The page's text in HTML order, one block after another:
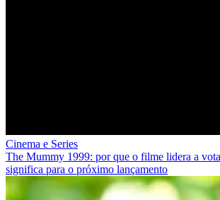
Cinema e Series
The Mummy 1999: por que o filme lidera a
significa para o próximo lançamento